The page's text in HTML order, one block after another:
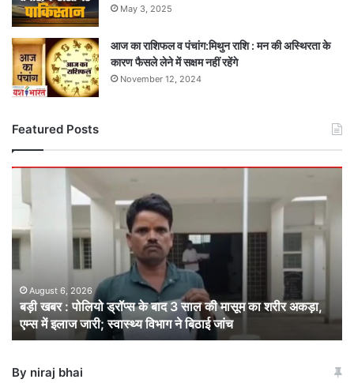
May 3, 2025
आज का राशिफल व पंचांग:मिथुन राशि : मन की अस्थिरता के
कारण फैसले लेने में सक्षम नहीं रहेंगे
November 12, 2024
Featured Posts
पोलियो
ड्रॉप्स
बाद
साल
की
मासूम
शरीर
August 6, 2026
बड़ी खबर : पोलियो ड्रॉप्स के बाद 3 साल की मासूम का शरीर अकड़ा,
एम्स में इलाज जारी; स्वास्थ्य विभाग ने बिठाई जांच
By niraj bhai